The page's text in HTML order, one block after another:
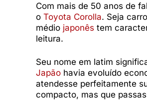
Com mais de 50 anos de
o Toyota Corolla. Seja
médio japonês tem
leitura.
Seu nome em latim
Japão havia evoluído
atendesse perfeitamente
compacto, mas que